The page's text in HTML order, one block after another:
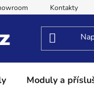
Kontakty
Moduly a